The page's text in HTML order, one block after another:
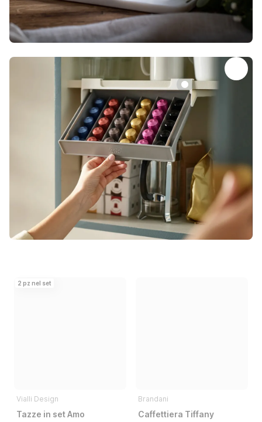
2 pz nel set
Vialli Design
Tazze in set Amo
Brandani
Caffettiera Tiffany